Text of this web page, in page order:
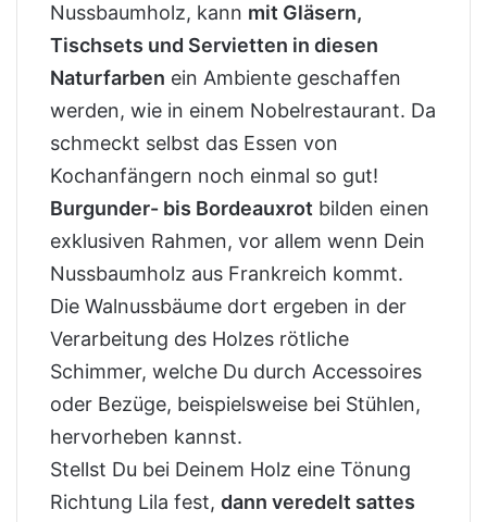
Nussbaumholz, kann mit Gläsern,
Tischsets und Servietten in diesen
Naturfarben ein Ambiente geschaffen
werden, wie in einem Nobelrestaurant. Da
schmeckt selbst das Essen von
Kochanfängern noch einmal so gut!
Burgunder- bis Bordeauxrot bilden einen
exklusiven Rahmen, vor allem wenn Dein
Nussbaumholz aus Frankreich kommt.
Die Walnussbäume dort ergeben in der
Verarbeitung des Holzes rötliche
Schimmer, welche Du durch Accessoires
oder Bezüge, beispielsweise bei Stühlen,
hervorheben kannst.
Stellst Du bei Deinem Holz eine Tönung
Richtung Lila fest, dann veredelt sattes